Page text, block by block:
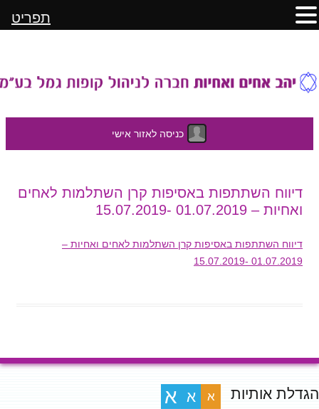
כניסה לאזור אישי
לתוכן
דיווח השתתפות באסיפות קרן השתלמות לאחים
ואחיות – 01.07.2019 -15.07.2019
דיווח השתתפות באסיפות קרן השתלמות לאחים ואחיות –
01.07.2019 -15.07.2019
הגדלת אותיות א א א
תפריט